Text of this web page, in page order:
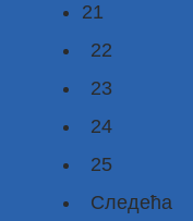
21
22
23
24
25
Следећа